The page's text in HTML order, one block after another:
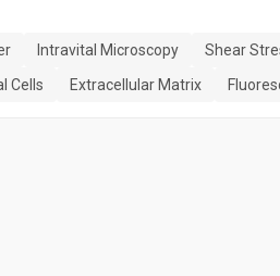
Intravital Microscopy Shear
Cells Extracellular Matrix